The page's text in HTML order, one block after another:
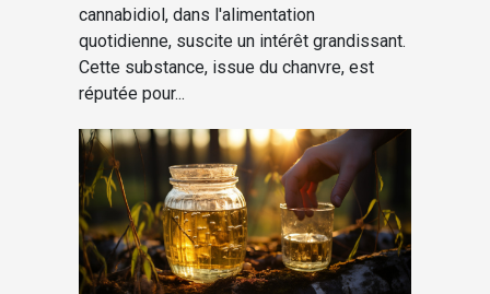
cannabidiol, dans l'alimentation
quotidienne, suscite un intérêt grandissant.
Cette substance, issue du chanvre, est
réputée pour...